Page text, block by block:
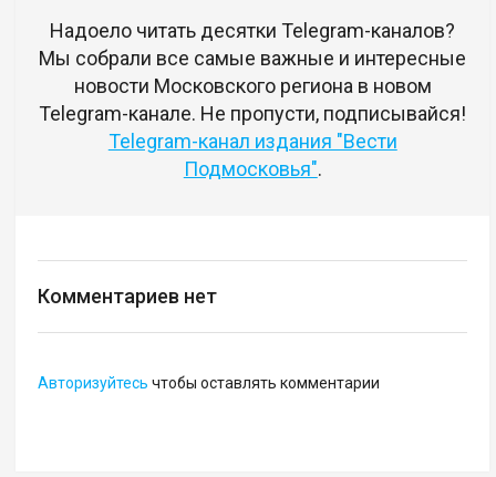
Надоело читать десятки Telegram-каналов?
Мы собрали все самые важные и интересные
новости Московского региона в новом
Telegram-канале. Не пропусти, подписывайся!
Telegram-канал издания "Вести
Подмосковья".
Комментариев нет
Авторизуйтесь чтобы оставлять комментарии